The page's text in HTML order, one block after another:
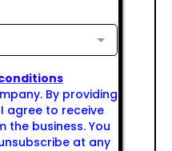
By providing
agree to receive
the business. You
at any